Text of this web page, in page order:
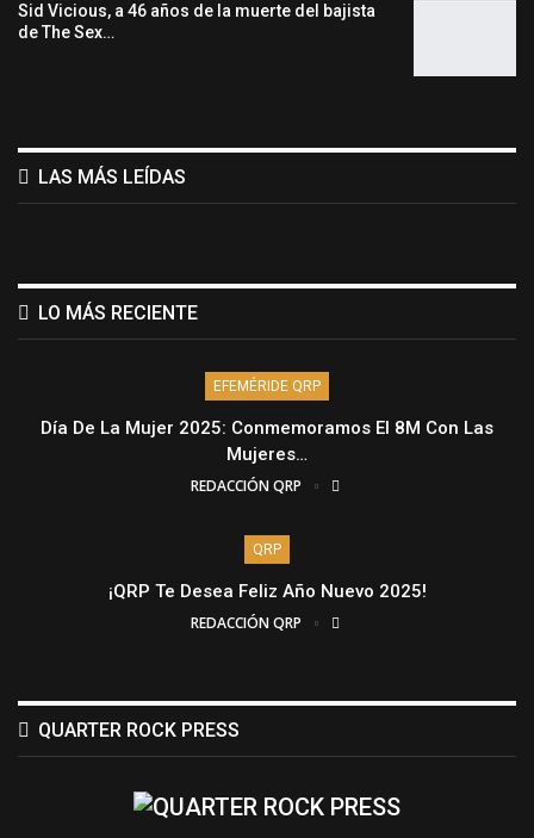
Sid Vicious, a 46 años de la muerte del bajista
de The Sex…
LAS MÁS LEÍDAS
LO MÁS RECIENTE
EFEMÉRIDE QRP
Día De La Mujer 2025: Conmemoramos El 8M Con Las
Mujeres…
REDACCIÓN QRP
QRP
¡QRP Te Desea Feliz Año Nuevo 2025!
REDACCIÓN QRP
QUARTER ROCK PRESS